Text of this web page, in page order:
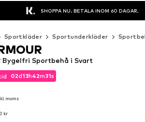
SHOPPA NU. BETALA INOM 60 DAGAR.
Sportkläder Sportunderkläder
02d13h42m29s
moms
kr
02d13h42m29s
moms
Bygelfri Sportbehå i Svart